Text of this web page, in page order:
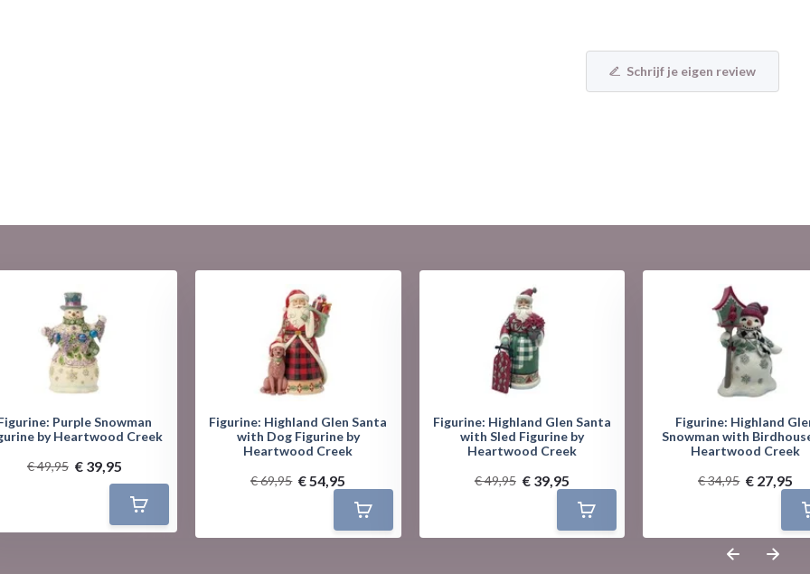
Schrijf je eigen review
Purple Snowman
by Heartwood Creek
€ 49,95 € 39,95
Figurine: Highland Glen Santa
with Dog Figurine by
Heartwood Creek
€ 69,95 € 54,95
Figurine: Highland Glen Santa
with Sled Figurine by
Heartwood Creek
€ 49,95 € 39,95
Figurine: Highland
Snowman with
Heartwood Creek
€ 34,95 € 27,95